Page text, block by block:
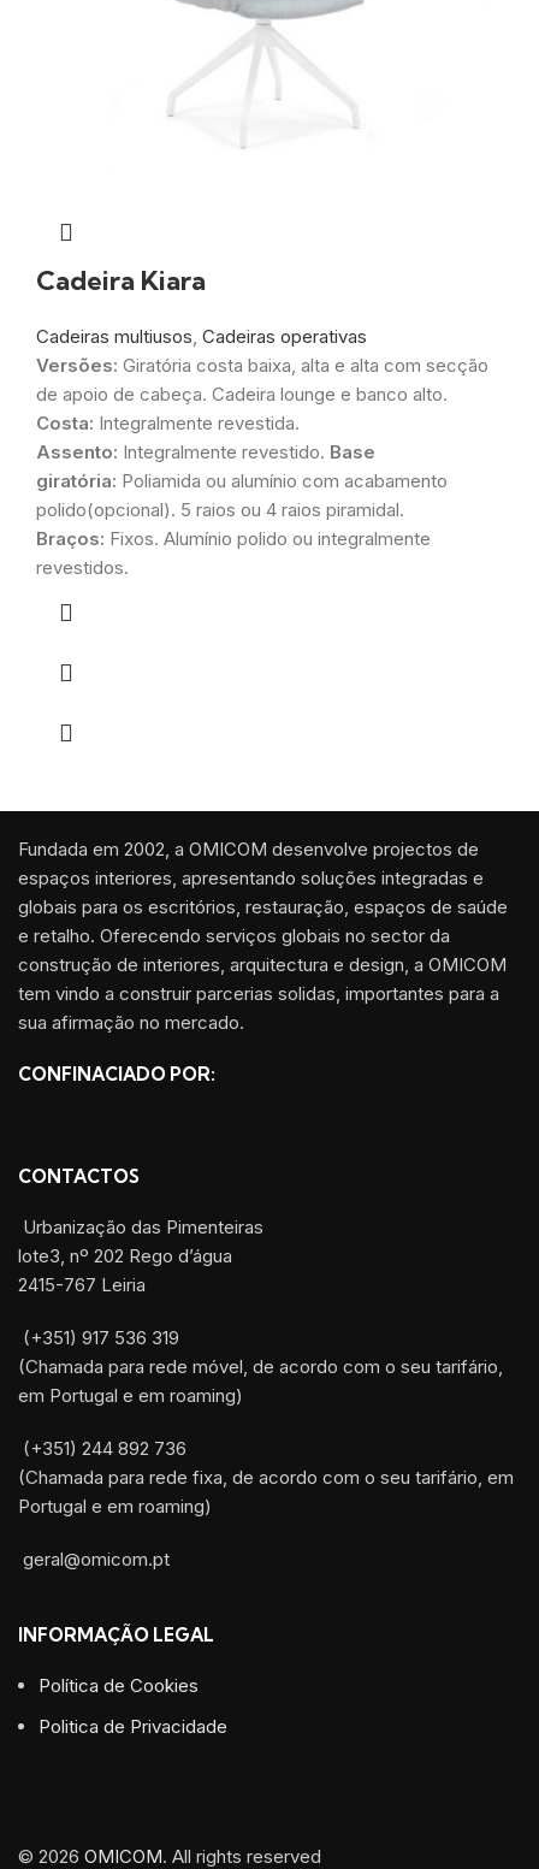
Cadeira Kiara
Cadeiras multiusos, Cadeiras operativas
Versões: Giratória costa baixa, alta e alta com secção
de apoio de cabeça. Cadeira lounge e banco alto.
Costa: Integralmente revestida.
Assento: Integralmente revestido. Base
giratória: Poliamida ou alumínio com acabamento
polido(opcional). 5 raios ou 4 raios piramidal.
Braços: Fixos. Alumínio polido ou integralmente
revestidos.
Fundada em 2002, a OMICOM desenvolve projectos de
espaços interiores, apresentando soluções integradas e
globais para os escritórios, restauração, espaços de saúde
e retalho. Oferecendo serviços globais no sector da
construção de interiores, arquitectura e design, a OMICOM
tem vindo a construir parcerias solidas, importantes para a
sua afirmação no mercado.
CONFINACIADO POR:
CONTACTOS
Urbanização das Pimenteiras
lote3, nº 202 Rego d’água
2415-767 Leiria
(+351) 917 536 319
(Chamada para rede móvel, de acordo com o seu tarifário,
em Portugal e em roaming)
(+351) 244 892 736
(Chamada para rede fixa, de acordo com o seu tarifário, em
Portugal e em roaming)
geral@omicom.pt
INFORMAÇÃO LEGAL
Política de Cookies
Politica de Privacidade
© 2026 OMICOM. All rights reserved